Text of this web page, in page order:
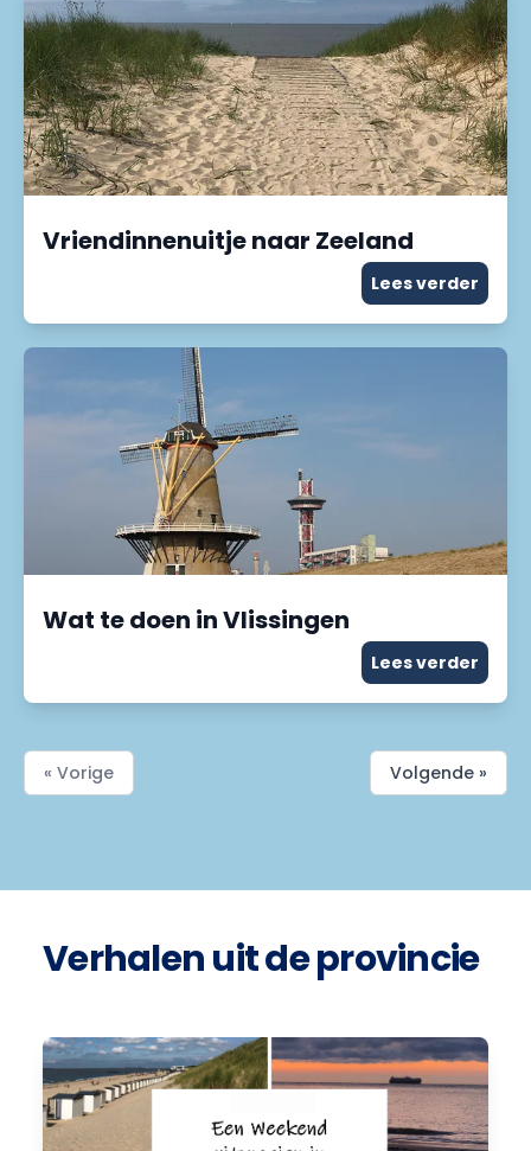
Vriendinnenuitje naar Zeeland
Lees verder
Wat te doen in Vlissingen
Lees verder
« Vorige Volgende »
Verhalen uit de provincie